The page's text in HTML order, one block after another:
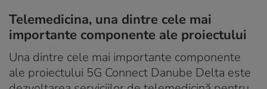
Telemedicina, una dintre cele mai
importante componente ale proiectului
Una dintre cele mai importante componente
ale proiectului 5G Connect Danube Delta este